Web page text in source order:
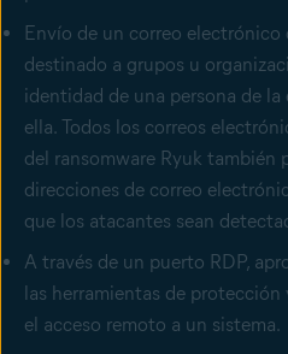
Envío de un correo electrónico
destinado a grupos u
identidad de una persona de
ella. Todos los correos
del ransomware Ryuk también
direcciones de correo
que los atacantes sean
A través de un puerto RDP,
las herramientas de
el acceso remoto a un sistema.